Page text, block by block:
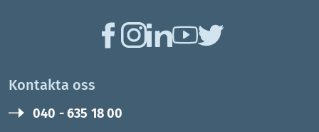
Kontakta oss
040 - 635 18 00